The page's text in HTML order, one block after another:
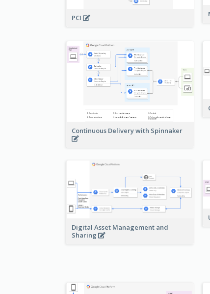
PCI
Continuous Delivery with Spinnaker
Digital Asset Management and
Sharing